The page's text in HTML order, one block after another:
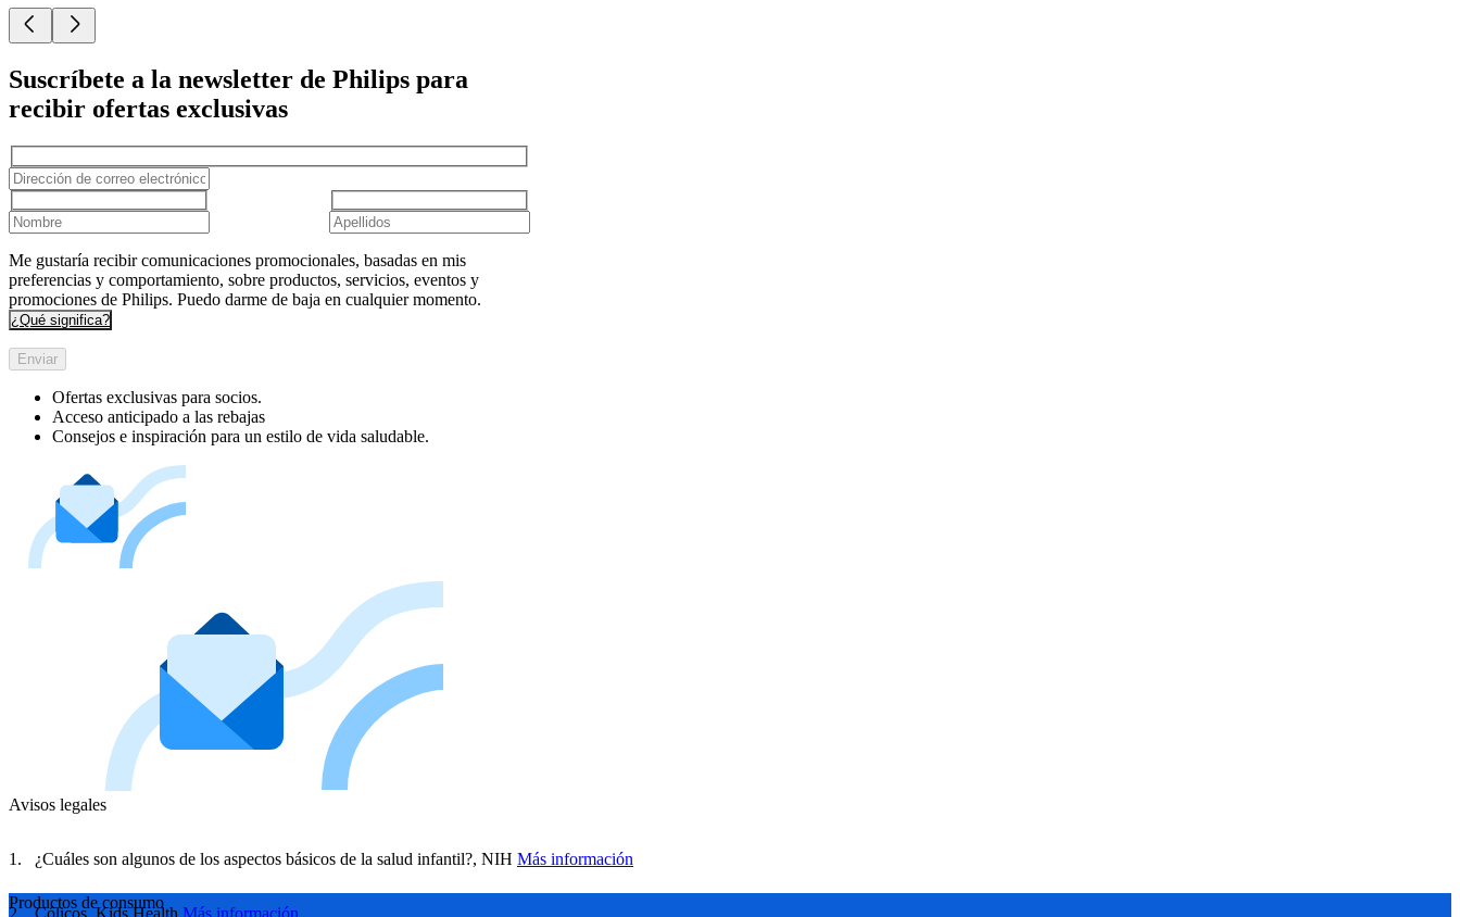
Suscríbete a la newsletter de Philips para
recibir ofertas exclusivas
Me gustaría recibir comunicaciones promocionales, basadas en mis
preferencias y comportamiento, sobre productos, servicios, eventos y
promociones de Philips. Puedo darme de baja en cualquier momento.
¿Qué significa?
Enviar
Ofertas exclusivas para socios.
Acceso anticipado a las rebajas
Consejos e inspiración para un estilo de vida saludable.
Avisos legales
¿Cuáles son algunos de los aspectos básicos de la salud infantil?, NIH Más información
Productos de consumo